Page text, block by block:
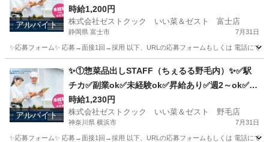
アルバイト
給あり✅扶養内ok
時給1,200円
株式会社ゼストクック いい菜＆ゼスト 富士店
静岡県 富士市 7月31日
✨応募フォーム✨ 応募→面接1回→採用 以下、URLの応募フォームもしくは 電話にて
キッチン スタッフ
アルバイト
✨①惣菜品出しSTAFF（ちぇるる野毛内）✨✅駅
チカ✅副業ok✅未経験ok✅昇給あり✅週2～ok✅扶
養内ok
時給1,230円
株式会社ゼストクック いい菜＆ゼスト 野毛店
神奈川県 横浜市 7月31日
✨応募フォーム✨ 応募→面接1回→採用 以下、URLの応募フォームもしくは 電話にて